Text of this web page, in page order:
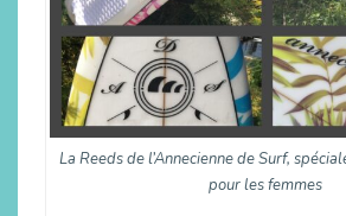
La Reeds de l’Annecienne de Surf,
pour les femmes